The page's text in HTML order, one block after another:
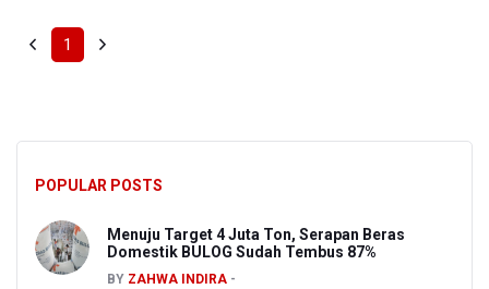
1
POPULAR POSTS
Menuju Target 4 Juta Ton, Serapan Beras
Domestik BULOG Sudah Tembus 87%
BY ZAHWA INDIRA